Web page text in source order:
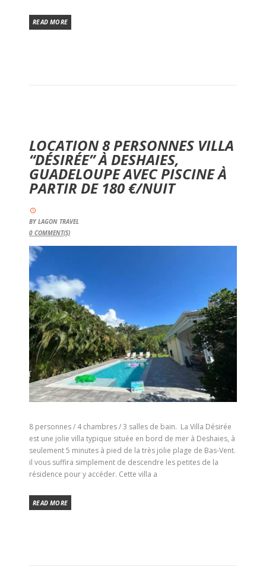
READ MORE
LOCATION 8 PERSONNES VILLA
“DÉSIRÉE” À DESHAIES,
GUADELOUPE AVEC PISCINE À
PARTIR DE 180 €/NUIT
BYLAGON TRAVEL
0 COMMENT(S)
8 personnes / 4 chambres / 3 salles de bain. La Villa Désirée
est une jolie villa typique située en bord de mer à Deshaies, à
seulement 5 minutes à pied de la très jolie plage de Bas-Vent.
il vous suffira simplement de descendre les petites de la
résidence pour y accéder. Cette villa a
READ MORE